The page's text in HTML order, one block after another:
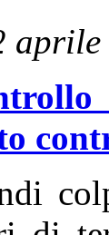
aprile